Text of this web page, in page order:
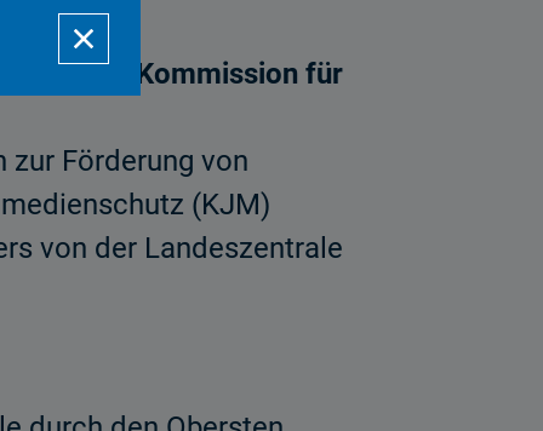
für die Kommission für
zur Förderung von
(KJM)
von der Landeszentrale